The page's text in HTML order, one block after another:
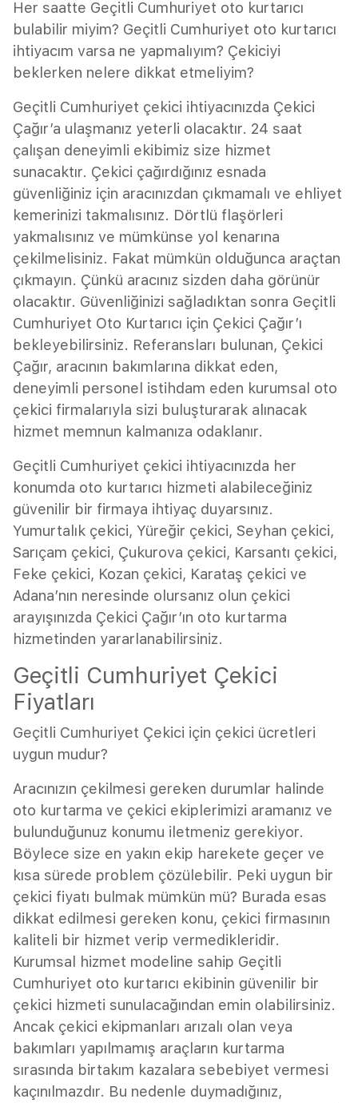
Her saatte Geçitli Cumhuriyet oto kurtarıcı
bulabilir miyim? Geçitli Cumhuriyet oto kurtarıcı
ihtiyacım varsa ne yapmalıyım? Çekiciyi
beklerken nelere dikkat etmeliyim?
Geçitli Cumhuriyet çekici ihtiyacınızda Çekici
Çağır’a ulaşmanız yeterli olacaktır. 24 saat
çalışan deneyimli ekibimiz size hizmet
sunacaktır. Çekici çağırdığınız esnada
güvenliğiniz için aracınızdan çıkmamalı ve ehliyet
kemerinizi takmalısınız. Dörtlü flaşörleri
yakmalısınız ve mümkünse yol kenarına
çekilmelisiniz. Fakat mümkün olduğunca araçtan
çıkmayın. Çünkü aracınız sizden daha görünür
olacaktır. Güvenliğinizi sağladıktan sonra Geçitli
Cumhuriyet Oto Kurtarıcı için Çekici Çağır’ı
bekleyebilirsiniz. Referansları bulunan, Çekici
Çağır, aracının bakımlarına dikkat eden,
deneyimli personel istihdam eden kurumsal oto
çekici firmalarıyla sizi buluşturarak alınacak
hizmet memnun kalmanıza odaklanır.
Geçitli Cumhuriyet çekici ihtiyacınızda her
konumda oto kurtarıcı hizmeti alabileceğiniz
güvenilir bir firmaya ihtiyaç duyarsınız.
Yumurtalık çekici, Yüreğir çekici, Seyhan çekici,
Sarıçam çekici, Çukurova çekici, Karsantı çekici,
Feke çekici, Kozan çekici, Karataş çekici ve
Adana’nın neresinde olursanız olun çekici
arayışınızda Çekici Çağır’ın oto kurtarma
hizmetinden yararlanabilirsiniz.
Geçitli Cumhuriyet Çekici
Fiyatları
Geçitli Cumhuriyet Çekici için çekici ücretleri
uygun mudur?
Aracınızın çekilmesi gereken durumlar halinde
oto kurtarma ve çekici ekiplerimizi aramanız ve
bulunduğunuz konumu iletmeniz gerekiyor.
Böylece size en yakın ekip harekete geçer ve
kısa sürede problem çözülebilir. Peki uygun bir
çekici fiyatı bulmak mümkün mü? Burada esas
dikkat edilmesi gereken konu, çekici firmasının
kaliteli bir hizmet verip vermedikleridir.
Kurumsal hizmet modeline sahip Geçitli
Cumhuriyet oto kurtarıcı ekibinin güvenilir bir
çekici hizmeti sunulacağından emin olabilirsiniz.
Ancak çekici ekipmanları arızalı olan veya
bakımları yapılmamış araçların kurtarma
sırasında birtakım kazalara sebebiyet vermesi
kaçınılmazdır. Bu nedenle duymadığınız,